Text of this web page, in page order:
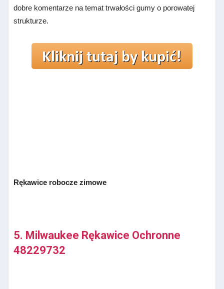
dobre komentarze na temat trwałości gumy o porowatej
strukturze.
Rękawice robocze zimowe
5. Milwaukee Rękawice Ochronne
48229732